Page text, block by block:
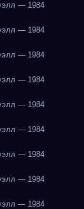
— 1984
— 1984
— 1984
— 1984
— 1984
— 1984
— 1984
— 1984
— 1984